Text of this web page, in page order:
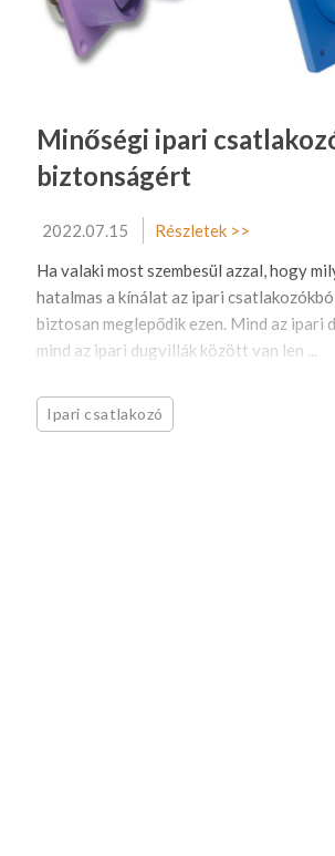
Minőségi ipari
biztonságért
2022.07.15
Részletek >>
Ha valaki most szembesül azzal, hogy
hatalmas a kínálat az ipari
biztosan meglepődik ezen. Mind az ipari
mind az ipari dugvillák között van len ...
Ipari csatlakozó